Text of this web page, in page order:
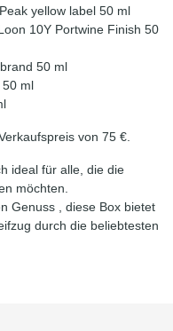
yellow label 50 ml
10Y Portwine Finish 50
50 ml
50 ml
von 75 €.
ideal für alle, die die
möchten.
Genuss , diese Box bietet
durch die beliebtesten